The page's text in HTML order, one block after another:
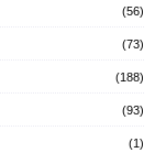
(56)
(73)
(188)
(93)
(1)